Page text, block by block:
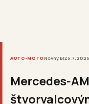
AUTO-MOTONovny.BIZ
Mercedes-